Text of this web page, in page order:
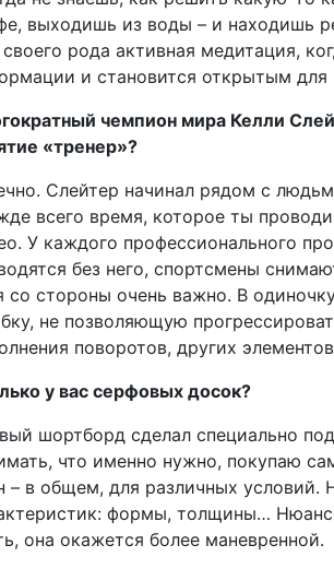
выходишь из воды – и находишь
рода активная медитация,
и становится открытым для
чемпион мира Келли
«тренер»?
Слейтер начинал рядом с
всего время, которое ты
У каждого профессионального
без него, спортсмены
со стороны очень важно. В
не позволяющую
поворотов, других
у вас серфовых досок?
шортборд сделал специально
что именно нужно, покупаю
– в общем, для различных условий.
формы, толщины…
она окажется более маневренной.